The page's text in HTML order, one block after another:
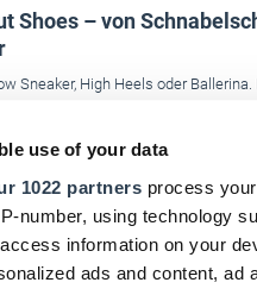
use of your data
1022 partners process
number, using technology
information on your
ads and content, ad
Shoes – von
Sneaker, High Heels oder
Facetten.